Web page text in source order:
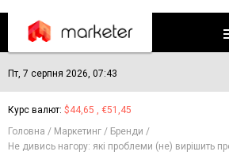
Пт, 7 серпня 2026, 07:43
Курс валют: $44,65 , €51,45
Головна
Маркетинг
Бренди
Не дивись нагору: які проблеми (не) вирішить